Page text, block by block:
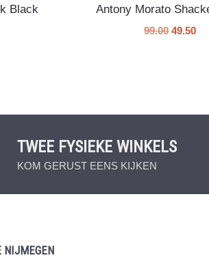
Black Antony Morato
99.00 49.50
TWEE FYSIEKE WINKELS
KOM GERUST EENS KIJKEN
NIJMEGEN